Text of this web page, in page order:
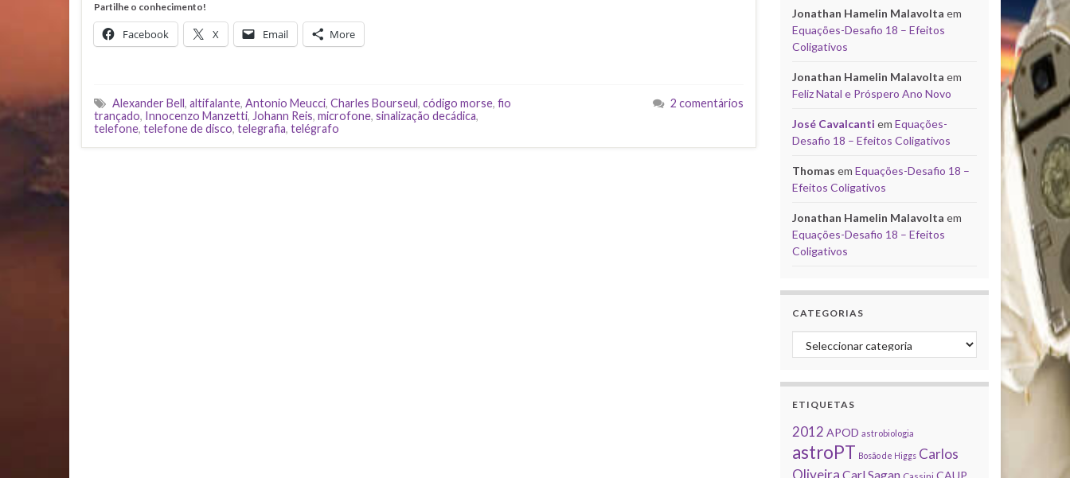
Partilhe o conhecimento!
Facebook X Email More
Alexander Bell, altifalante, Antonio Meucci, Charles Bourseul, código morse, fio
trançado, Innocenzo Manzetti, Johann Reis, microfone, sinalização decádica,
telefone, telefone de disco, telegrafia, telégrafo
2 comentários
Jonathan Hamelin Malavolta em
Equações-Desafio 18 – Efeitos
Coligativos
Jonathan Hamelin Malavolta em
Feliz Natal e Próspero Ano Novo
José Cavalcanti em Equações-
Desafio 18 – Efeitos Coligativos
Thomas em Equações-Desafio 18 –
Efeitos Coligativos
Jonathan Hamelin Malavolta em
Equações-Desafio 18 – Efeitos
Coligativos
CATEGORIAS
Categorias
ETIQUETAS
2012 APOD astrobiologia
astroPT Bosão de Higgs Carlos
Oliveira Carl Sagan CAUP